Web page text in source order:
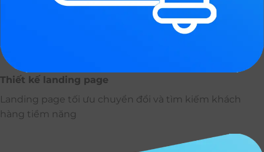
Thiết kế landing page
Landing page tối ưu chuyển đổi và tìm kiếm khách
hàng tiềm năng